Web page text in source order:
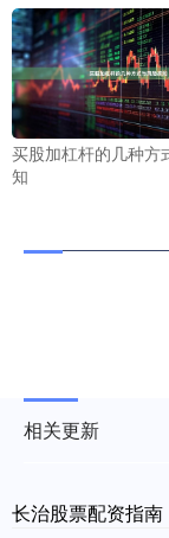
买股加杠杆的几种方
知
相关更新
长治股票配资指